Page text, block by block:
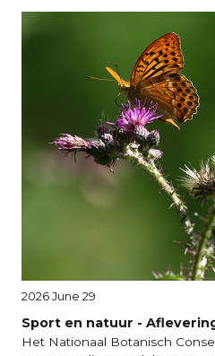
2026 June 29
Sport en natuur -
Het Nationaal Botanisch